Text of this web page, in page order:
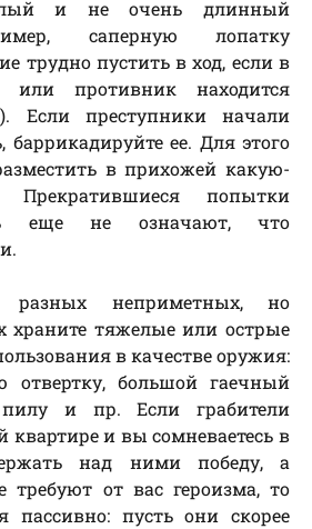
и не очень длинный
саперную лопатку
трудно пустить в ход, если в
или противник находится
Если преступники начали
баррикадируйте ее. Для этого
в прихожей какую-
Прекратившиеся попытки
еще не означают, что
неприметных, но
храните тяжелые или острые
в качестве оружия:
отвертку, большой гаечный
и пр. Если грабители
квартире и вы сомневаетесь в
над ними победу, а
требуют от вас героизма, то
пассивно: пусть они скорее